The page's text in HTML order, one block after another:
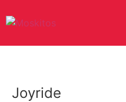
Joyride